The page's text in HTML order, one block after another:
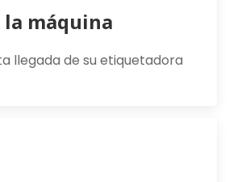
la máquina
llegada de su etiquetadora